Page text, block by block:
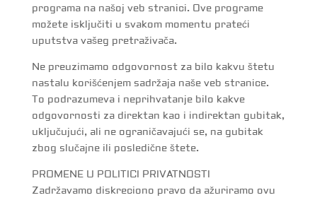
programa na našoj veb stranici. Ove programe
možete isključiti u svakom momentu prateći
uputstva vašeg pretraživača.
Ne preuzimamo odgovornost za bilo kakvu štetu
nastalu korišćenjem sadržaja naše veb stranice.
To podrazumeva i neprihvatanje bilo kakve
odgovornosti za direktan kao i indirektan gubitak,
uključujući, ali ne ograničavajući se, na gubitak
zbog slučajne ili posledične štete.
PROMENE U POLITICI PRIVATNOSTI
Zadržavamo diskreciono pravo da ažuriramo ovu